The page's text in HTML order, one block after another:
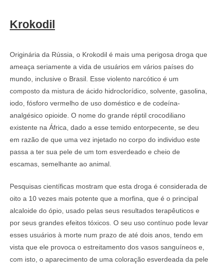
Krokodil
Originária da Rússia, o Krokodil é mais uma perigosa droga que
ameaça seriamente a vida de usuários em vários países do
mundo, inclusive o Brasil. Esse violento narcótico é um
composto da mistura de ácido hidroclorídico, solvente, gasolina,
iodo, fósforo vermelho de uso doméstico e de codeína-
analgésico opioide. O nome do grande réptil crocodiliano
existente na África, dado a esse temido entorpecente, se deu
em razão de que uma vez injetado no corpo do individuo este
passa a ter sua pele de um tom esverdeado e cheio de
escamas, semelhante ao animal.
Pesquisas científicas mostram que esta droga é considerada de
oito a 10 vezes mais potente que a morfina, que é o principal
alcaloide do ópio, usado pelas seus resultados terapêuticos e
por seus grandes efeitos tóxicos. O seu uso contínuo pode levar
esses usuários à morte num prazo de até dois anos, tendo em
vista que ele provoca o estreitamento dos vasos sanguíneos e,
com isto, o aparecimento de uma coloração esverdeada da pele